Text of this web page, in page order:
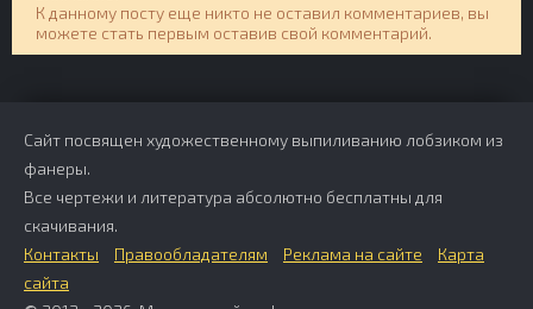
К данному посту еще никто не оставил комментариев, вы
можете стать первым оставив свой комментарий.
Сайт посвящен художественному выпиливанию лобзиком из
фанеры.
Все чертежи и литература абсолютно бесплатны для
скачивания.
Контакты
Правообладателям Реклама на сайте
Карта
сайта